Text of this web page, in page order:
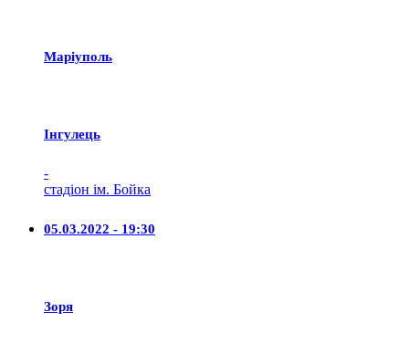
Маріуполь
Iнгулець
-
стадіон ім. Бойка
05.03.2022 - 19:30
Зоря